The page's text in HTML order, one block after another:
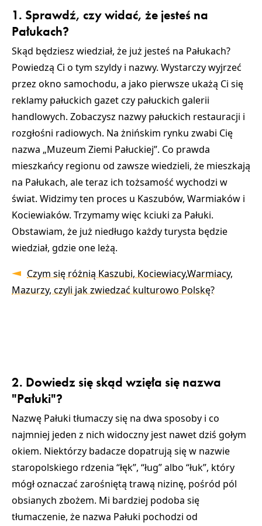
1. Sprawdź, czy widać, że jesteś na
Pałukach?
Skąd będziesz wiedział, że już jesteś na Pałukach?
Powiedzą Ci o tym szyldy i nazwy. Wystarczy wyjrzeć
przez okno samochodu, a jako pierwsze ukażą Ci się
reklamy pałuckich gazet czy pałuckich galerii
handlowych. Zobaczysz nazwy pałuckich restauracji i
rozgłośni radiowych. Na żnińskim rynku zwabi Cię
nazwa „Muzeum Ziemi Pałuckiej”. Co prawda
mieszkańcy regionu od zawsze wiedzieli, że mieszkają
na Pałukach, ale teraz ich tożsamość wychodzi w
świat. Widzimy ten proces u Kaszubów, Warmiaków i
Kociewiaków. Trzymamy więc kciuki za Pałuki.
Obstawiam, że już niedługo każdy turysta będzie
wiedział, gdzie one leżą.
Czym się różnią Kaszubi, Kociewiacy,Warmiacy,
Mazurzy, czyli jak zwiedzać kulturowo Polskę?
2. Dowiedz się skąd wzięła się nazwa
"Pałuki"?
Nazwę Pałuki tłumaczy się na dwa sposoby i co
najmniej jeden z nich widoczny jest nawet dziś gołym
okiem. Niektórzy badacze dopatrują się w nazwie
staropolskiego rdzenia “łęk”, “ług” albo “łuk”, który
mógł oznaczać zarośniętą trawą nizinę, pośród pól
obsianych zbożem. Mi bardziej podoba się
tłumaczenie, że nazwa Pałuki pochodzi od